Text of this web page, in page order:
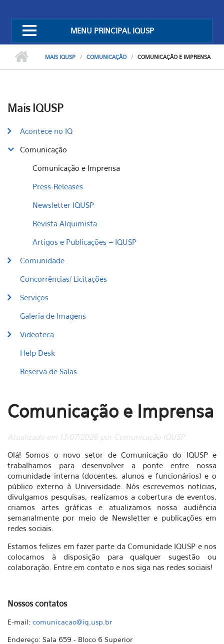
MENU PRINCIPAL IQUSP
MAIS IQUSP COMUNICAÇÃO COMUNICAÇÃO E IMPRENSA
Mais IQUSP
Acontece no IQ
Comunicação
Comunicação e Imprensa
Press-Releases
Newsletter IQUSP
Revista Alquimista
Artigos e Publicações – IQUSP
Comunidade
Concorrências/ Licitações
Serviços
Galeria de Imagens
Videoteca
Help Desk
Reserva de Salas
Comunicação e Imprensa
Atualizado em 13/07/2026 por Comunicação IQUSP
Olá! Somos o novo setor de Comunicação do IQUSP e
trabalhamos para desenvolver a ponte entre nossa
comunidade interna (docentes, alunos e funcionários) e o
público externo à Universidade. Nós escrevemos notícias,
divulgamos pesquisas, realizamos a cobertura de eventos,
criamos artes gráficas e atualizamos nossa audiência
semanalmente por meio de Newsletter e publicações em
redes sociais.
Estamos felizes em fazer parte da Comunidade IQUSP e nos
colocamos à disposição para qualquer sugestão ou
colaboração. Entre em contato e nos siga nas redes sociais!
Nossos contatos
E-mail: comunicacao@iq.usp.br
Endereço: Sala 659 - Bloco 6 Superior